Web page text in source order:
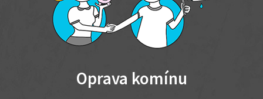
Oprava komínu